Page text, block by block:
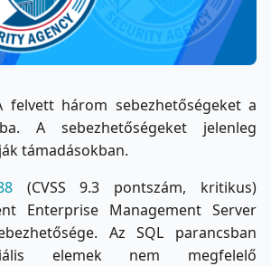
felvett három sebezhetőségeket a
A sebezhetőségeket jelenleg
támadásokban.
(CVSS 9.3 pontszám, kritikus)
Enterprise Management Server
Az SQL parancsban
elemek nem megfelelő